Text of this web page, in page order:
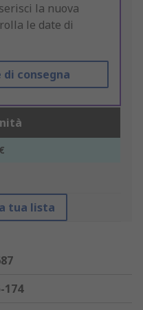
la nuova
le date di
consegna
tua lista
174